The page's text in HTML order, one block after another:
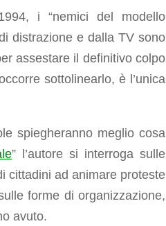
i “nemici del modello
distrazione e dalla TV sono
assestare il definitivo colpo
sottolinearlo, è l’unica
spiegheranno meglio cosa
” l’autore si interroga sulle
cittadini ad animare proteste
forme di organizzazione,
avuto.